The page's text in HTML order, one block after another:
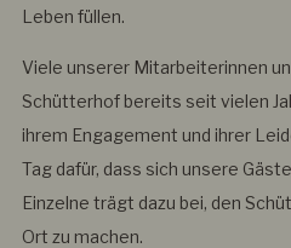
Leben füllen.
Viele unserer Mitarbeiterinnen
Schütterhof bereits seit vielen
ihrem Engagement und ihrer
Tag dafür, dass sich unsere
Einzelne trägt dazu bei, den
Ort zu machen.